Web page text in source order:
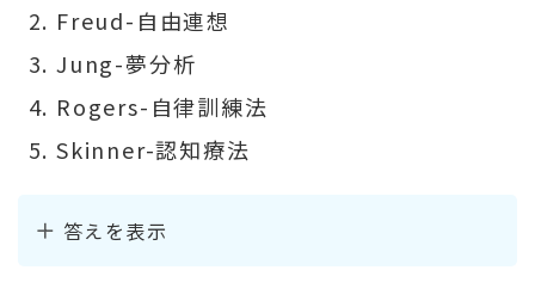
Freud-自由連想
Jung-夢分析
Rogers-自律訓練法
Skinner-認知療法
答えを表示